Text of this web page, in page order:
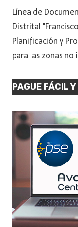
Línea de
Distrital
Planificación y
para las zonas no
PAGUE FÁCIL Y